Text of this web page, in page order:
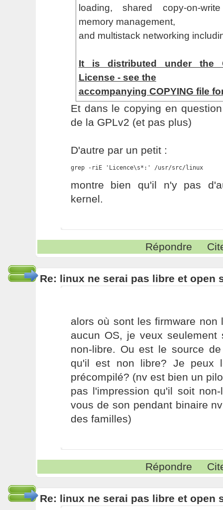
loading, shared copy-on-
memory management,
and multistack networking
It is distributed under the
License - see the
accompanying COPYING file
Et dans le copying en
de la GPLv2 (et pas plus)
D'autre par un petit :
grep -riE 'Licence\s*:' /usr/src/linux
montre bien qu'il n'y pas
kernel.
Répondre
Re: linux ne serai pas libre et open
alors où sont les firmware non
aucun OS, je veux
non-libre. Ou est le source
qu'il est non libre? Je peux
précompilé? (nv est bien un
pas l'impression qu'il soit
vous de son pendant binaire
des familles)
Répondre
Re: linux ne serai pas libre et open